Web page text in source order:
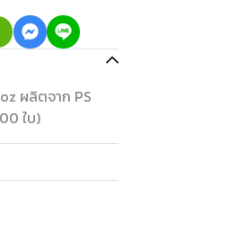
ผลิตจาก PS
ใบ)